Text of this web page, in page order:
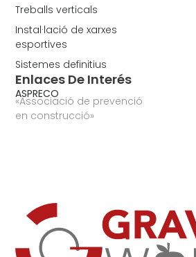
Treballs verticals
Instal·lació de xarxes
esportives
Sistemes definitius
Enlaces De Interés
ASPRECO
«Associació de prevenció
en construcció»